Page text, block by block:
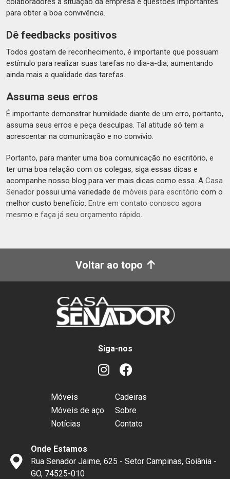
para obter a boa convivência.
Dê feedbacks positivos
Todos gostam de reconhecimento, é importante que possuam
estímulo para realizar suas tarefas no dia-a-dia, aumentando
ainda mais a qualidade das tarefas.
Assuma seus erros
É importante demonstrar humildade diante de um erro, portanto,
assuma seus erros e peça desculpas. Tal atitude só tem a
acrescentar na comunicação e no convívio.
Portanto, para manter uma boa comunicação no escritório, e
ter uma boa relação com os colegas, siga essas dicas e
acompanhe nosso blog para ver mais dicas como essa. A Casa
Senador possui uma variedade de móveis para escritório com o
melhor custo benefício. Entre em contato conosco agora
mesmo e faça já seu orçamento rápido.
Voltar ao topo
Siga-nos
Móveis
Cadeiras
Móveis de aço
Sobre
Notícias
Contato
Onde Estamos
Rua Senador Jaime, 625 - Setor Campinas, Goiânia -
GO, 74525-010